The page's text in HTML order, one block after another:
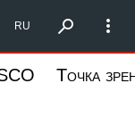
Запад
RU
Точка